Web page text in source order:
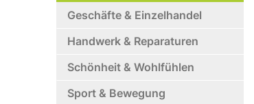
Geschäfte & Einzelhandel
Handwerk & Reparaturen
Schönheit & Wohlfühlen
Sport & Bewegung